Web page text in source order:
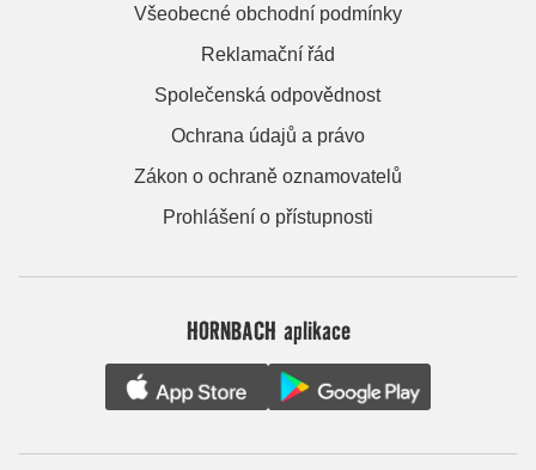
Všeobecné obchodní podmínky
Reklamační řád
Společenská odpovědnost
Ochrana údajů a právo
Zákon o ochraně oznamovatelů
Prohlášení o přístupnosti
HORNBACH aplikace